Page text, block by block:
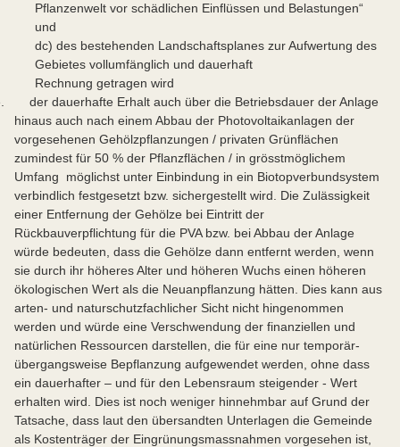
Pflanzenwelt vor schädlichen Einflüssen und Belastungen“
und
dc) des bestehenden Landschaftsplanes zur Aufwertung des
Gebietes vollumfänglich und dauerhaft
Rechnung getragen wird
der dauerhafte Erhalt auch über die Betriebsdauer der Anlage
hinaus auch nach einem Abbau der Photovoltaikanlagen der
vorgesehenen Gehölzpflanzungen / privaten Grünflächen
zumindest für 50 % der Pflanzflächen / in grösstmöglichem
Umfang möglichst unter Einbindung in ein Biotopverbundsystem
verbindlich festgesetzt bzw. sichergestellt wird. Die Zulässigkeit
einer Entfernung der Gehölze bei Eintritt der
Rückbauverpflichtung für die PVA bzw. bei Abbau der Anlage
würde bedeuten, dass die Gehölze dann entfernt werden, wenn
sie durch ihr höheres Alter und höheren Wuchs einen höheren
ökologischen Wert als die Neuanpflanzung hätten. Dies kann aus
arten- und naturschutzfachlicher Sicht nicht hingenommen
werden und würde eine Verschwendung der finanziellen und
natürlichen Ressourcen darstellen, die für eine nur temporär-
übergangsweise Bepflanzung aufgewendet werden, ohne dass
ein dauerhafter – und für den Lebensraum steigender - Wert
erhalten wird. Dies ist noch weniger hinnehmbar auf Grund der
Tatsache, dass laut den übersandten Unterlagen die Gemeinde
als Kostenträger der Eingrünungsmassnahmen vorgesehen ist,